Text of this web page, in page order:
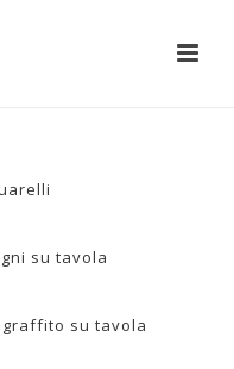
su tavola
su tavola